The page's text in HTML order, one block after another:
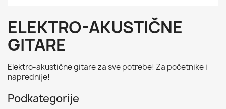
ELEKTRO-AKUSTIČNE
GITARE
Elektro-akustične gitare za sve potrebe! Za početnike i
naprednije!
Podkategorije